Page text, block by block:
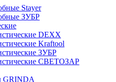
Stayer
ЗУБР
DEXX
Kraftool
ЗУБР
СВЕТОЗАР
GRINDA